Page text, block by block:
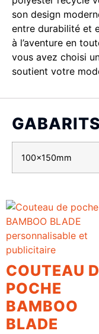
son design
entre durabilité et
à l’aventure en
vous avez choisi
soutient votre
GABARITS
100x150mm
COUTEAU
POCHE
BAMBOO
BLADE